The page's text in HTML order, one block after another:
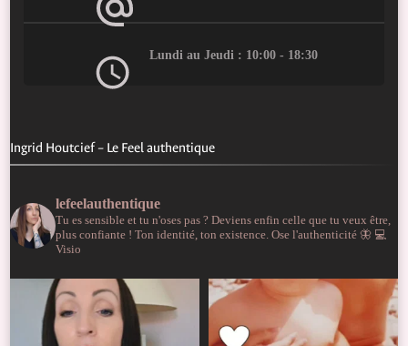
Lundi au Jeudi : 10:00 - 18:30
Ingrid Houtcief – Le Feel authentique
lefeelauthentique
Tu es sensible et tu n'oses pas ? Deviens enfin celle que tu veux être,
plus confiante ! Ton identité, ton existence. Ose l'authenticité 🦋 💻
Visio